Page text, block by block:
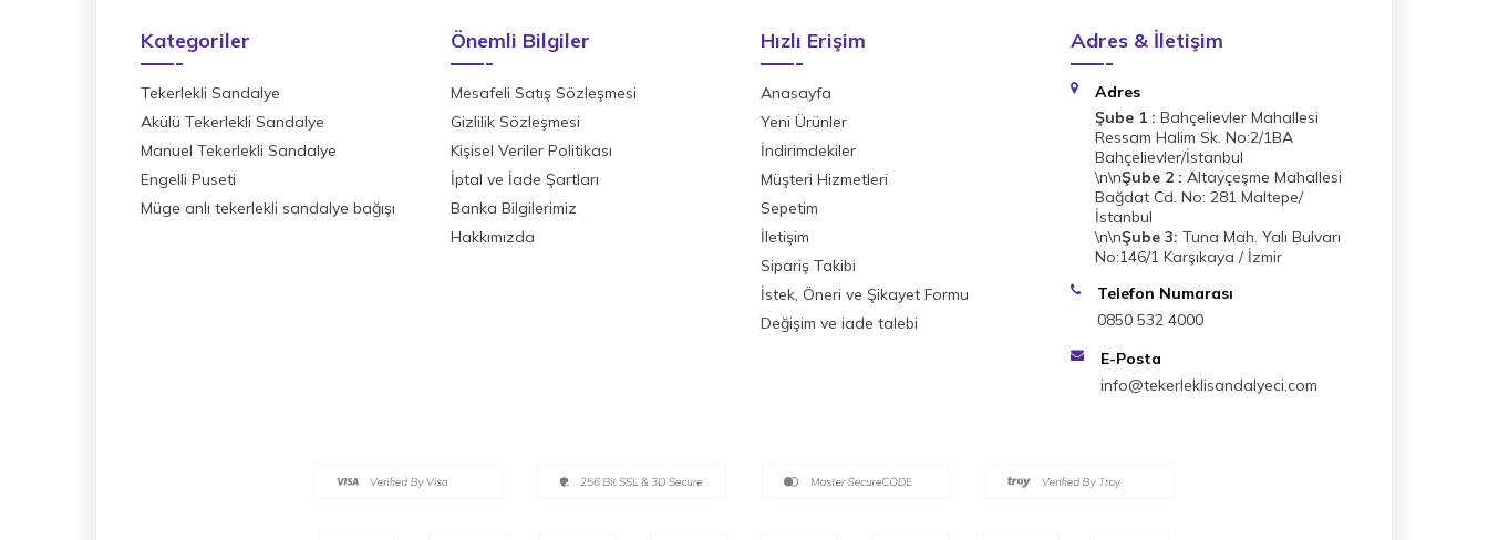
Kategoriler
Tekerlekli Sandalye
Akülü Tekerlekli Sandalye
Manuel Tekerlekli Sandalye
Engelli Puseti
Müge anlı tekerlekli sandalye bağışı
Önemli Bilgiler
Mesafeli Satış Sözleşmesi
Gizlilik Sözleşmesi
Kişisel Veriler Politikası
İptal ve İade Şartları
Banka Bilgilerimiz
Hakkımızda
Hızlı Erişim
Anasayfa
Yeni Ürünler
İndirimdekiler
Müşteri Hizmetleri
Sepetim
İletişim
Sipariş Takibi
İstek, Öneri ve Şikayet Formu
Değişim ve iade talebi
Adres & İletişim
Adres
Şube 1 : Bahçelievler Mahallesi
Ressam Halim Sk. No:2/1BA
Bahçelievler/İstanbul
\n\nŞube 2 : Altayçeşme Mahallesi
Bağdat Cd. No: 281 Maltepe/
İstanbul
\n\nŞube 3: Tuna Mah. Yalı Bulvarı
No:146/1 Karşıkaya / İzmir
Telefon Numarası
0850 532 4000
E-Posta
info@tekerleklisandalyeci.com